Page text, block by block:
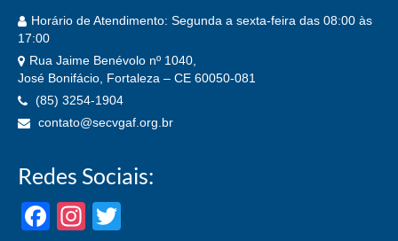
Horário de Atendimento: Segunda a sexta-feira das 08:00 às
17:00
Rua Jaime Benévolo nº 1040,
José Bonifácio, Fortaleza – CE 60050-081
(85) 3254-1904
contato@secvgaf.org.br
Redes Sociais:
Facebook
Instagram